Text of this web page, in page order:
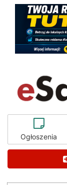
Ogłoszenia